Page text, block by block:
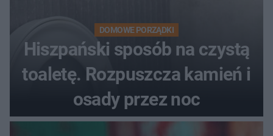
DOMOWE PORZĄDKI
Hiszpański sposób na czystą
toaletę. Rozpuszcza kamień i
osady przez noc